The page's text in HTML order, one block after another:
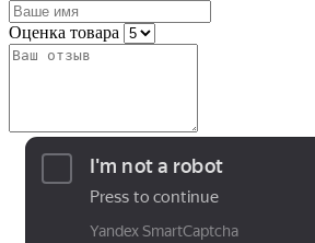
Оценка товара